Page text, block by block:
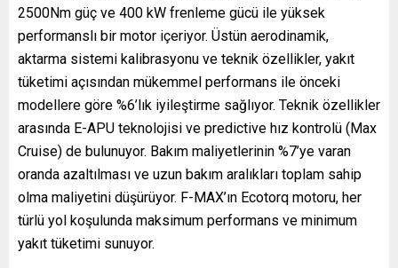
2500Nm güç ve 400 kW frenleme gücü ile yüksek
performanslı bir motor içeriyor. Üstün aerodinamik,
aktarma sistemi kalibrasyonu ve teknik özellikler, yakıt
tüketimi açısından mükemmel performans ile önceki
modellere göre %6’lık iyileştirme sağlıyor. Teknik özellikler
arasında E-APU teknolojisi ve predictive hız kontrolü (Max
Cruise) de bulunuyor. Bakım maliyetlerinin %7’ye varan
oranda azaltılması ve uzun bakım aralıkları toplam sahip
olma maliyetini düşürüyor. F-MAX’ın Ecotorq motoru, her
türlü yol koşulunda maksimum performans ve minimum
yakıt tüketimi sunuyor.